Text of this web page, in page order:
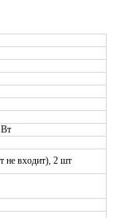
Вт
не входит), 2 шт